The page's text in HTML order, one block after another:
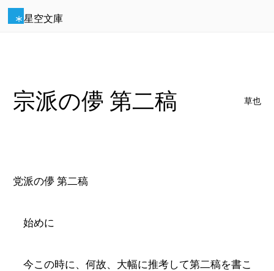
星空文庫
宗派の儚 第二稿 草也
党派の儚 第二稿
始めに
今この時に、何故、大幅に推考して第二稿を書こ